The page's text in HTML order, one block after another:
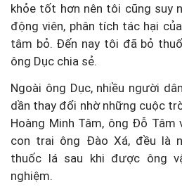
khỏe tốt hơn nên tôi cũng suy
động viên, phân tích tác hại
tâm bỏ. Đến nay tôi đã bỏ
ông Dục chia sẻ.
Ngoài ông Dục, nhiều người
dần thay đổi nhờ những cuộc
Hoàng Minh Tâm, ông Đỗ Tâm
con trai ông Đào Xá, đều là
thuốc lá sau khi được ông
nghiệm.